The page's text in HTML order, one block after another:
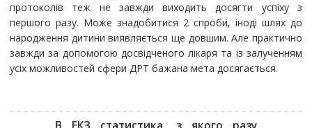
протоколів теж не завжди виходить досягти успіху з
першого разу. Може знадобитися 2 спроби, іноді шлях до
народження дитини виявляється ще довшим. Але практично
завжди за допомогою досвідченого лікаря та із залученням
усіх можливостей сфери ДРТ бажана мета досягається.